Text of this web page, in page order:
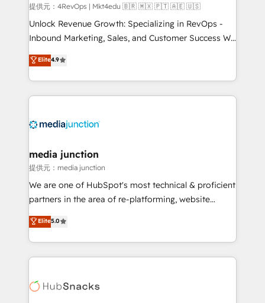
提供元：4RevOps | Mkt4edu 🇧🇷 🇲🇽 🇵🇹 🇦🇪 🇺🇸
Unlock Revenue Growth: Specializing in RevOps -
Inbound Marketing, Sales, and Customer Success We
specialize in driving revenue growth for companies
across industries through tailored marketing, sales,
and customer success strategies, utilizing RevOps
methodologies. As Latin America's largest HubSpot
offer unparalleled insights. Operating in five
Mexico, USA, and Portugal—we've executed over a
hundred successful operations. Our approach,
rooted in RevOps principles, integrates analysis,
training, planning, and qualification. Leveraging
inbound marketing tactics, we focus on
understanding, nurturing, and converting leads.
competitive market.
Elite4.9
media junction
提供元：media junction
We are one of HubSpot's most technical & proficient
partners in the area of re-platforming, website
design & development. We specialize in multi-hub
implementations for mid-market & enterprise
companies. We are woman-owned, powered by
coffee, and we ❤️ dogs. We produce award-winning
Impact Award 🏆2022 Technical Expertise Impact
Elite5.0